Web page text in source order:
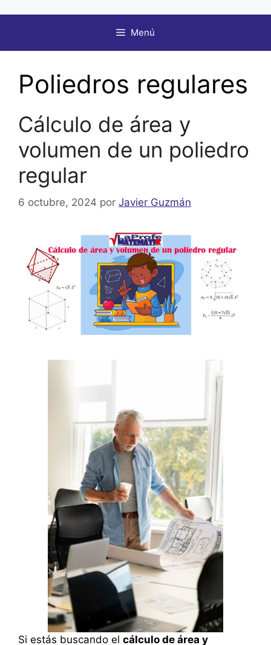
Menú
Poliedros regulares
Cálculo de área y
volumen de un poliedro
regular
6 octubre, 2024 por Javier Guzmán
Si estás buscando el cálculo de área y